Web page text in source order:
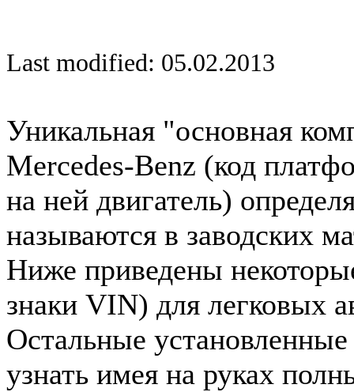
Last modified: 05.02.2013
Уникальная "основная
Mercedes-Benz (код
на ней двигатель)
называются в заводских
Ниже приведены
знаки VIN) для легковых
Остальные
узнать имея на руках